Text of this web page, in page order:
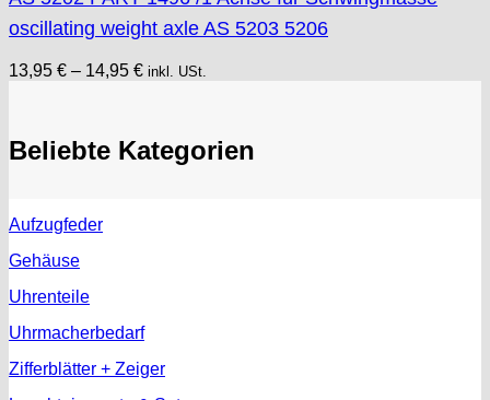
oscillating weight axle AS 5203 5206
13,95 € – 14,95 € inkl. USt.
Beliebte Kategorien
Aufzugfeder
Gehäuse
Uhrenteile
Uhrmacherbedarf
Zifferblätter + Zeiger